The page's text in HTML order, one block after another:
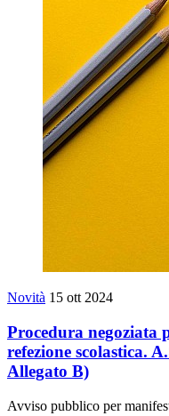
Novità 15 ott 2024
Procedura negoziata
refezione scolastica.
Allegato B)
Avviso pubblico per